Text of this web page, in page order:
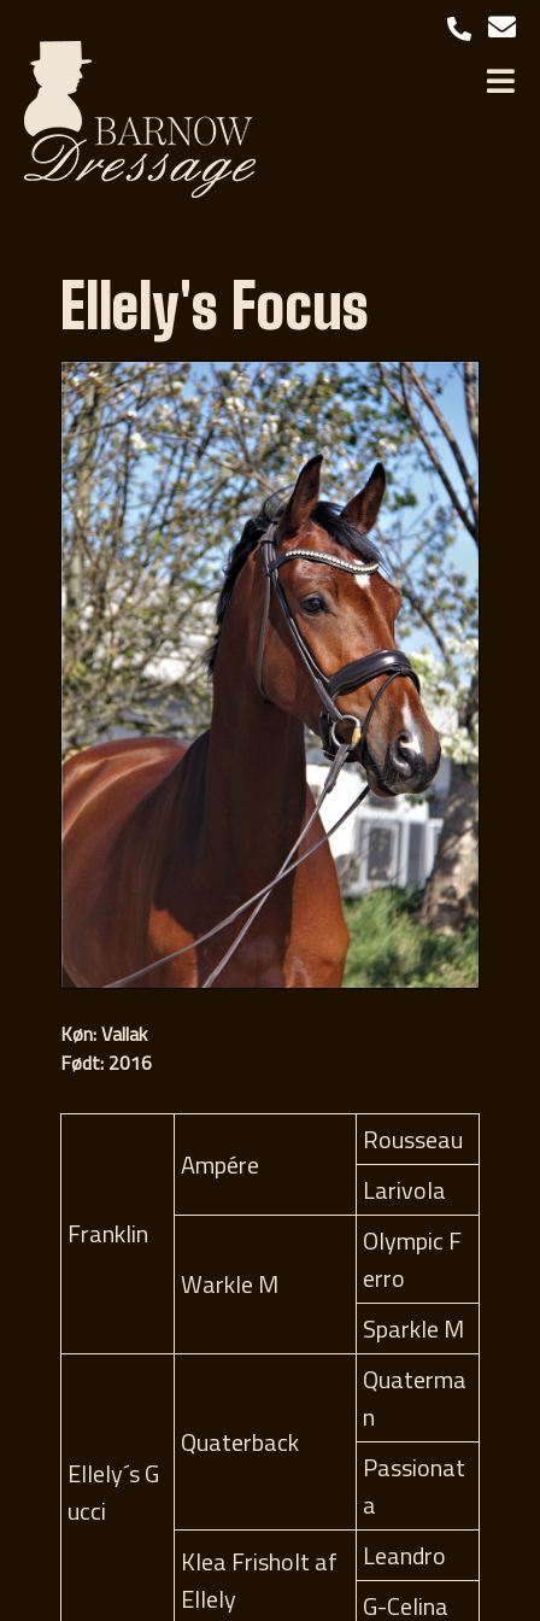
Ellely's Focus
Køn: Vallak
Født: 2016
Franklin
Ampére
Rousseau
Larivola
Warkle M
Olympic F
erro
Sparkle M
Ellely´s G
ucci
Quaterback
Quaterma
n
Passionat
a
Klea Frisholt af
Ellely
Leandro
G-Celina